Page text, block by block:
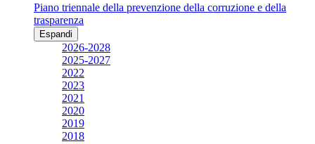
Piano triennale della prevenzione della corruzione e della
trasparenza
Espandi
2026-2028
2025-2027
2022
2023
2021
2020
2019
2018